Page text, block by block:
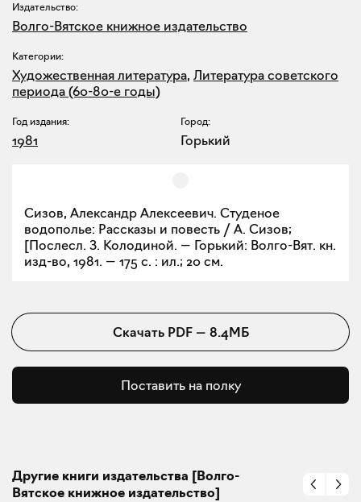
Издательство:
Волго-Вятское книжное издательство
Категории:
Художественная литература, Литература советского
периода (60-80-е годы)
Год издания:
1981
Город:
Горький
Сизов, Александр Алексеевич. Студеное
водополье: Рассказы и повесть / А. Сизов;
[Послесл. З. Колодиной. — Горький: Волго-Вят. кн.
изд-во, 1981. — 175 с. : ил.; 20 см.
Скачать PDF— 8.4МБ
Поставить на полку
Другие книги издательства [Волго-
Вятское книжное издательство]